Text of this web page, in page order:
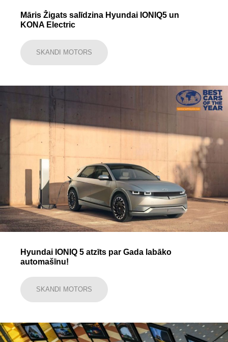
Māris Žigats salīdzina Hyundai IONIQ5 un
KONA Electric
SKANDI MOTORS
Hyundai IONIQ 5 atzīts par Gada labāko
automašīnu!
SKANDI MOTORS